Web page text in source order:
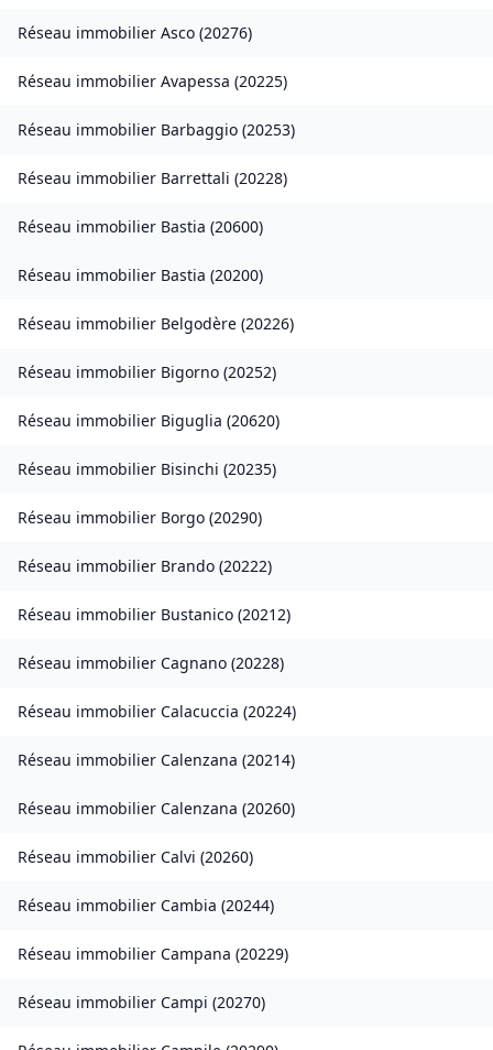
Réseau immobilier Asco (20276)
Réseau immobilier Avapessa (20225)
Réseau immobilier Barbaggio (20253)
Réseau immobilier Barrettali (20228)
Réseau immobilier Bastia (20600)
Réseau immobilier Bastia (20200)
Réseau immobilier Belgodère (20226)
Réseau immobilier Bigorno (20252)
Réseau immobilier Biguglia (20620)
Réseau immobilier Bisinchi (20235)
Réseau immobilier Borgo (20290)
Réseau immobilier Brando (20222)
Réseau immobilier Bustanico (20212)
Réseau immobilier Cagnano (20228)
Réseau immobilier Calacuccia (20224)
Réseau immobilier Calenzana (20214)
Réseau immobilier Calenzana (20260)
Réseau immobilier Calvi (20260)
Réseau immobilier Cambia (20244)
Réseau immobilier Campana (20229)
Réseau immobilier Campi (20270)